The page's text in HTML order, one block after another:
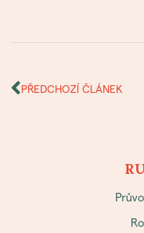
PŘEDCHOZÍ ČLÁNEK